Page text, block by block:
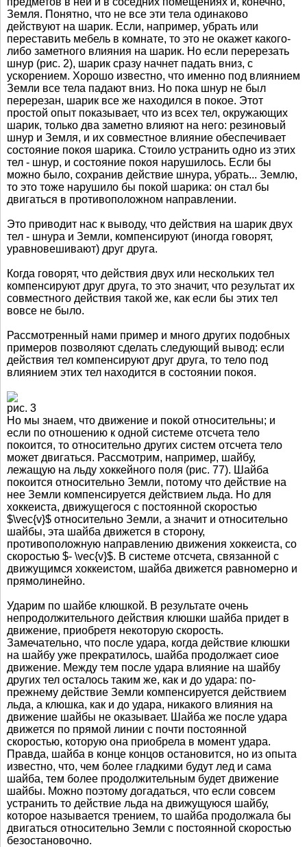
Земля. Понятно, что не все эти тела одинаково
действуют на шарик. Если, например, убрать или
переставить мебель в комнате, то это не окажет какого-
либо заметного влияния на шарик. Но если перерезать
шнур (рис. 2), шарик сразу начнет падать вниз, с
ускорением. Хорошо известно, что именно под влиянием
Земли все тела падают вниз. Но пока шнур не был
перерезан, шарик все же находился в покое. Этот
простой опыт показывает, что из всех тел, окружающих
шарик, только два заметно влияют на него: резиновый
шнур и Земля, и их совместное влияние обеспечивает
состояние покоя шарика. Стоило устранить одно из этих
тел - шнур, и состояние покоя нарушилось. Если бы
можно было, сохранив действие шнура, убрать... Землю,
то это тоже нарушило бы покой шарика: он стал бы
двигаться в противоположном направлении.
Это приводит нас к выводу, что действия на шарик двух
тел - шнура и Земли, компенсируют (иногда говорят,
уравновешивают) друг друга.
Когда говорят, что действия двух или нескольких тел
компенсируют друг друга, то это значит, что результат их
совместного действия такой же, как если бы этих тел
вовсе не было.
Рассмотренный нами пример и много других подобных
примеров позволяют сделать следующий вывод: если
действия тел компенсируют друг друга, то тело под
влиянием этих тел находится в состоянии покоя.
рис. 3
Но мы знаем, что движение и покой относительны; и
если по отношению к одной системе отсчета тело
покоится, то относительно других систем отсчета тело
может двигаться. Рассмотрим, например, шайбу,
лежащую на льду хоккейного поля (рис. 77). Шайба
покоится относительно Земли, потому что действие на
нее Земли компенсируется действием льда. Но для
хоккеиста, движущегося с постоянной скоростью
$\vec{v}$ относительно Земли, а значит и относительно
шайбы, эта шайба движется в сторону,
противоположную направлению движения хоккеиста, со
скоростью $- \vec{v}$. В системе отсчета, связанной с
движущимся хоккеистом, шайба движется равномерно и
прямолинейно.
Ударим по шайбе клюшкой. В результате очень
непродолжительного действия клюшки шайба придет в
движение, приобретя некоторую скорость.
Замечательно, что после удара, когда действие клюшки
на шайбу уже прекратилось, шайба продолжает сиое
движение. Между тем после удара влияние на шайбу
других тел осталось таким же, как и до удара: по-
прежнему действие Земли компенсируется действием
льда, а клюшка, как и до удара, никакого влияния на
движение шайбы не оказывает. Шайба же после удара
движется по прямой линии с почти постоянной
скоростью, которую она приобрела в момент удара.
Правда, шайба в конце концов остановится, но из опыта
известно, что, чем более гладкими будут лед и сама
шайба, тем более продолжительным будет движение
шайбы. Можно поэтому догадаться, что если совсем
устранить то действие льда на движущуюся шайбу,
которое называется трением, то шайба продолжала бы
двигаться относительно Земли с постоянной скоростью
безостановочно.